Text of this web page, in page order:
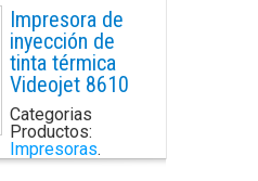
Impresora de
inyección de
tinta térmica
Videojet 8610
Categorias
Productos:
Impresoras.